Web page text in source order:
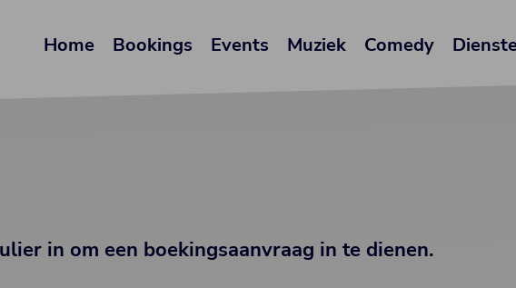
Home Bookings Events Muziek Comedy
in om een boekingsaanvraag in te dienen.